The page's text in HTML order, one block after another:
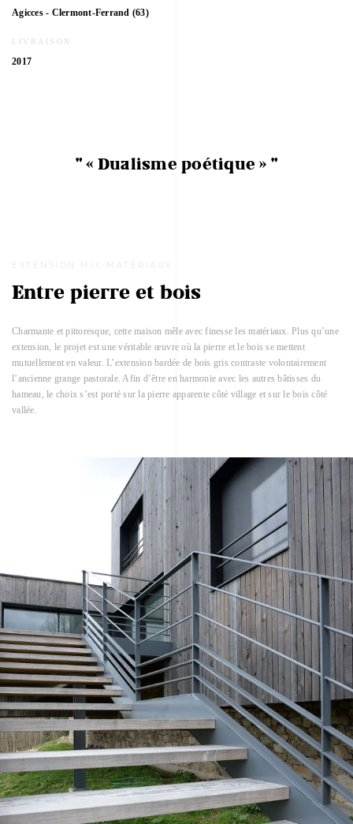
Agicces - Clermont-Ferrand (63)
LIVRAISON
2017
" « Dualisme poétique » "
EXTENSION MIX-MATÉRIAUX
Entre pierre et bois
Charmante et pittoresque, cette maison mêle avec finesse les matériaux. Plus qu’une
extension, le projet est une véritable œuvre où la pierre et le bois se mettent
mutuellement en valeur. L’extension bardée de bois gris contraste volontairement
l’ancienne grange pastorale. Afin d’être en harmonie avec les autres bâtisses du
hameau, le choix s’est porté sur la pierre apparente côté village et sur le bois côté
vallée.